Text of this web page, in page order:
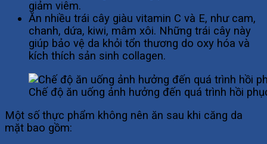
giảm viêm.
Ăn nhiều trái cây giàu vitamin C và E, như cam,
chanh, dứa, kiwi, mâm xôi. Những trái cây này
giúp bảo vệ da khỏi tổn thương do oxy hóa và
kích thích sản sinh collagen.
Chế độ ăn uống ảnh hưởng đến quá trình hồi
Một số thực phẩm không nên ăn sau khi căng da
mặt bao gồm: